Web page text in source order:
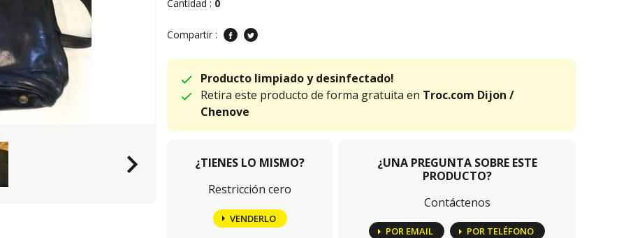
keyboard_arrow_right
Cantidad : 0
Compartir :
Producto limpiado y desinfectado!
Retira este producto de forma gratuita en Troc.com Dijon /
Chenove
¿TIENES LO MISMO?
Restricción cero
VENDERLO
¿UNA PREGUNTA SOBRE ESTE
PRODUCTO?
Contáctenos
POR EMAIL POR TELÉFONO